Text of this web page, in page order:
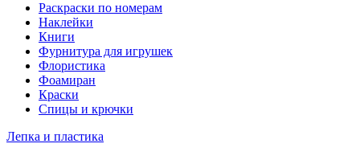
Раскраски по номерам
Наклейки
Книги
Фурнитура для игрушек
Флористика
Фоамиран
Краски
Спицы и крючки
Лепка и пластика